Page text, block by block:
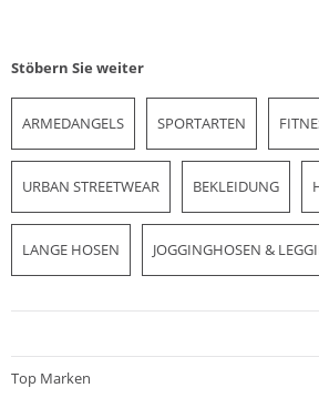
Stöbern Sie weiter
ARMEDANGELS SPORTARTEN
URBAN STREETWEAR BEKLEIDUNG
LANGE HOSEN JOGGINGHOSEN &
Top Marken